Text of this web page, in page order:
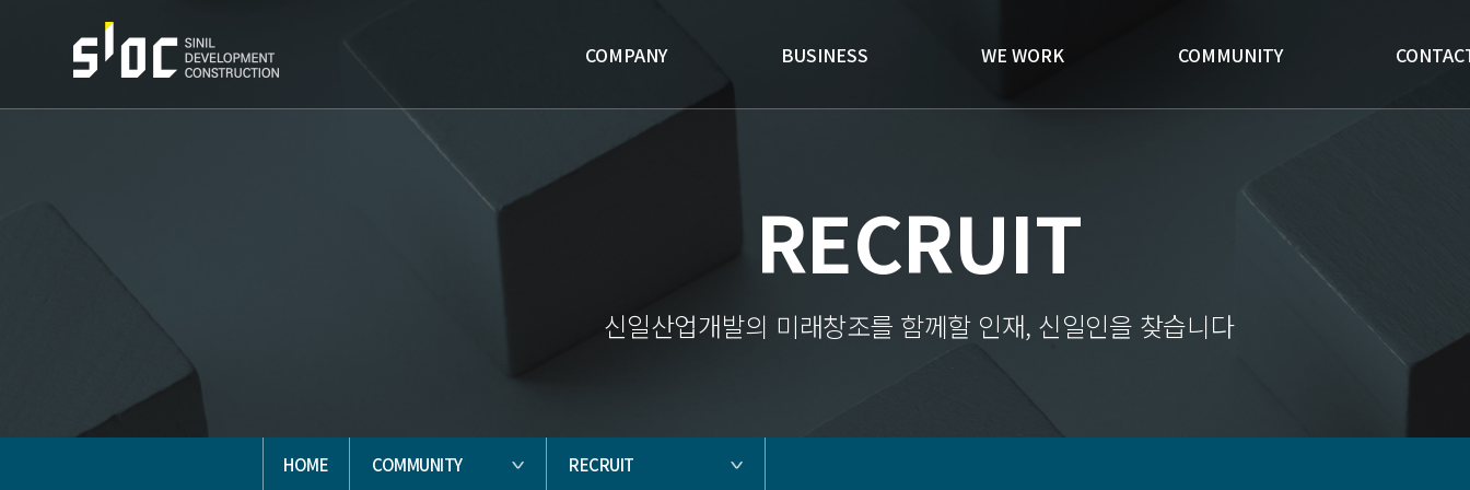
COMPANY BUSINESS WE WORK COMMUNITY
RECRUIT
신일산업개발의 미래창조를 함께할 인재, 신일인을 찾습니다
HOME COMMUNITY RECRUIT